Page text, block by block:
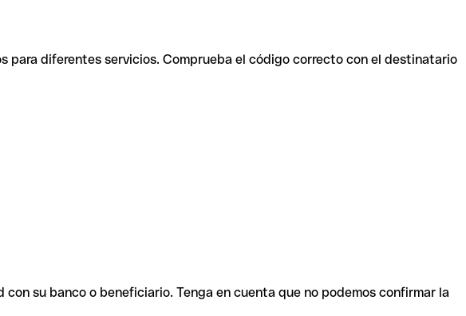
para diferentes servicios. Comprueba el código correcto con el destinatario
su banco o beneficiario. Tenga en cuenta que no podemos confirmar la